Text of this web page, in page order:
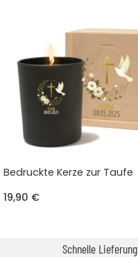
Bedruckte Kerze zur Taufe
19,90 €
Schnelle Lieferung